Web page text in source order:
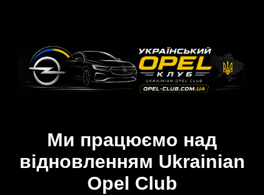
Ми працюємо над
відновленням Ukrainian
Opel Club